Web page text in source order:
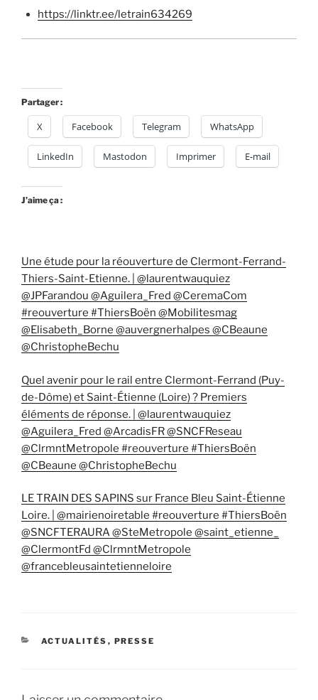
https://linktr.ee/letrain634269
Partager :
X Facebook Telegram WhatsApp
LinkedIn Mastodon Imprimer E-mail
J’aime ça :
Une étude pour la réouverture de Clermont-Ferrand-
Thiers-Saint-Etienne. | @laurentwauquiez
@JPFarandou @Aguilera_Fred @CeremaCom
#reouverture #ThiersBoën @Mobilitesmag
@Elisabeth_Borne @auvergnerhalpes @CBeaune
@ChristopheBechu
Quel avenir pour le rail entre Clermont-Ferrand (Puy-
de-Dôme) et Saint-Étienne (Loire) ? Premiers
éléments de réponse. | @laurentwauquiez
@Aguilera_Fred @ArcadisFR @SNCFReseau
@ClrmntMetropole #reouverture #ThiersBoën
@CBeaune @ChristopheBechu
LE TRAIN DES SAPINS sur France Bleu Saint-Étienne
Loire. | @mairienoiretable #reouverture #ThiersBoën
@SNCFTERAURA @SteMetropole @saint_etienne_
@ClermontFd @ClrmntMetropole
@francebleusaintetienneloire
CATÉGORIES
ACTUALITÉS , PRESSE